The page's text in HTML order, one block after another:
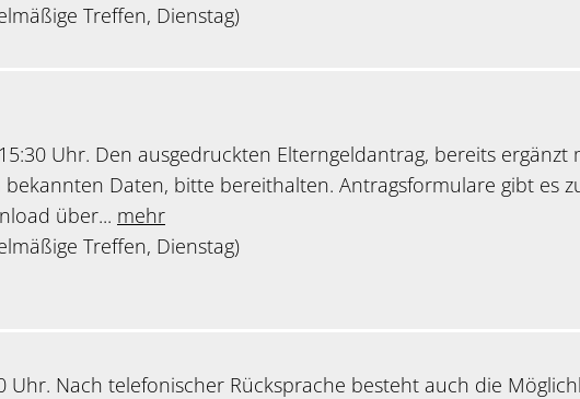
Treffen, Dienstag)
Uhr. Den ausgedruckten Elterngeldantrag, bereits ergänzt
bekannten Daten, bitte bereithalten. Antragsformulare gibt es
über... mehr
Treffen, Dienstag)
Uhr. Nach telefonischer Rücksprache besteht auch die